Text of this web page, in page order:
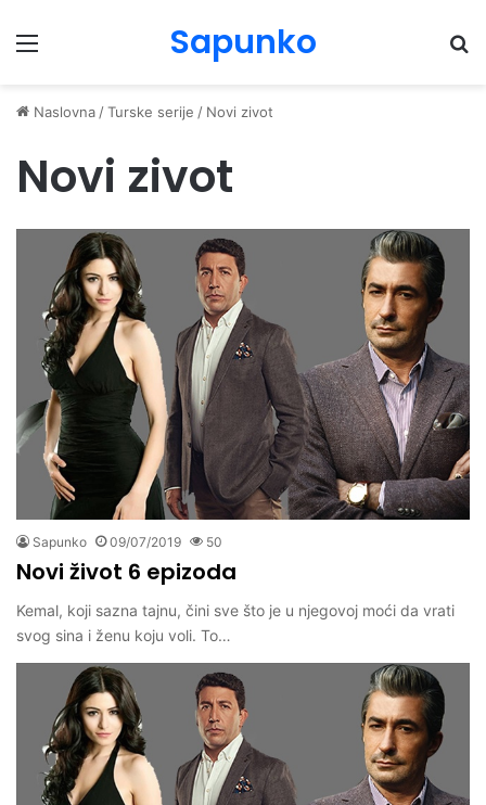
Menu Sapunko
Naslovna /Turske serije / Novi zivot
Novi zivot
Sapunko 09/07/2019 50
Novi život 6 epizoda
Kemal, koji sazna tajnu, čini sve što je u njegovoj moći da vrati
svog sina i ženu koju voli. To…